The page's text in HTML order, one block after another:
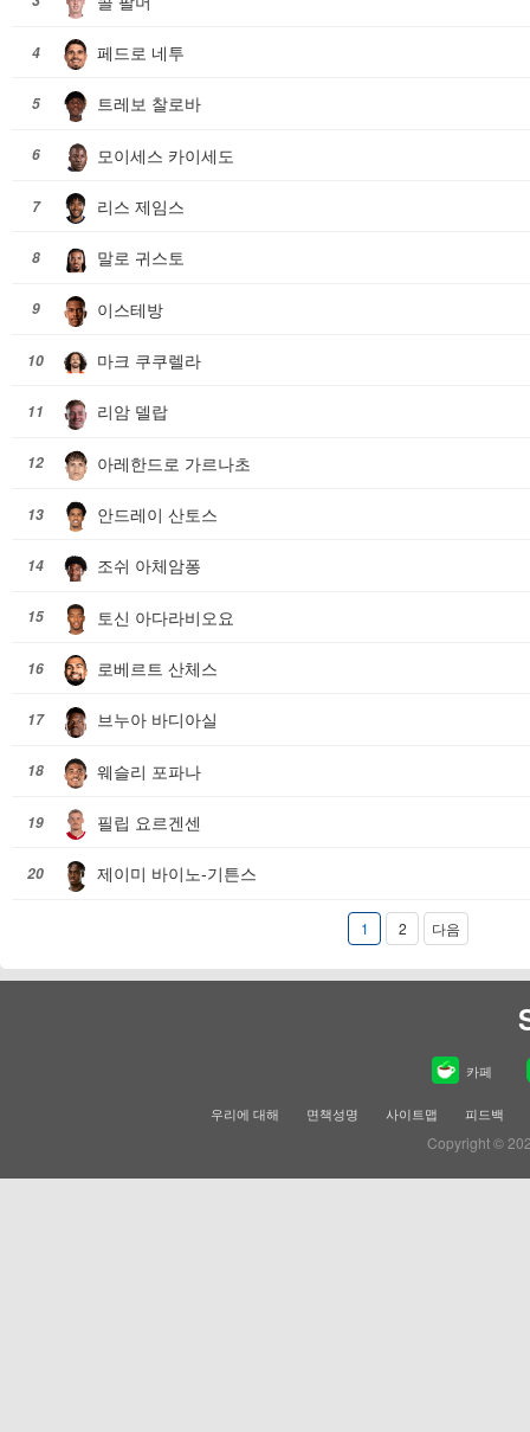
4 페드로 네투
5 트레보 찰로바
6 모이세스 카이세도
7 리스 제임스
8 말로 귀스토
9 이스테방
10 마크 쿠쿠렐라
11 리암 델랍
12 아레한드로 가르나초
13 안드레이 산토스
14 조쉬 아체암퐁
15 토신 아다라비오요
16 로베르트 산체스
17 브누아 바디아실
18 웨슬리 포파나
19 필립 요르겐센
20 제이미 바이노-기튼스
1 2 다음
카페
우리에 대해 면책성명 사이트맵 피드백
Copyright ©